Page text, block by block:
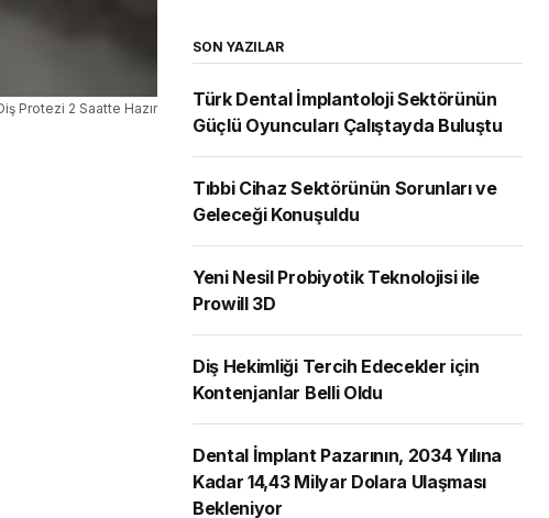
Protezi 2 Saatte Hazır
SON YAZILAR
Türk Dental İmplantoloji Sektörünün
Güçlü Oyuncuları Çalıştayda Buluştu
Tıbbi Cihaz Sektörünün Sorunları ve
Geleceği Konuşuldu
Yeni Nesil Probiyotik Teknolojisi ile
Prowill 3D
Diş Hekimliği Tercih Edecekler için
Kontenjanlar Belli Oldu
Dental İmplant Pazarının, 2034 Yılına
Kadar 14,43 Milyar Dolara Ulaşması
Bekleniyor